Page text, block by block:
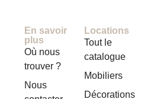
Locations
Tout le
catalogue
Mobiliers
Décorations
En savoir
plus
Où nous
trouver ?
Nous